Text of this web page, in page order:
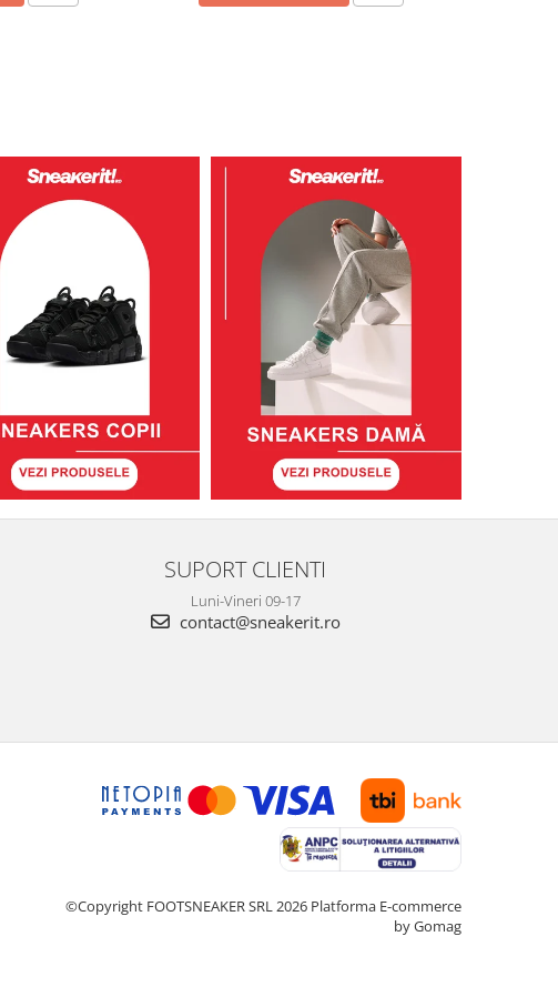
SUPORT CLIENTI
Luni-Vineri 09-17
contact@sneakerit.ro
©Copyright FOOTSNEAKER SRL 2026 Platforma E-commerce
by Gomag